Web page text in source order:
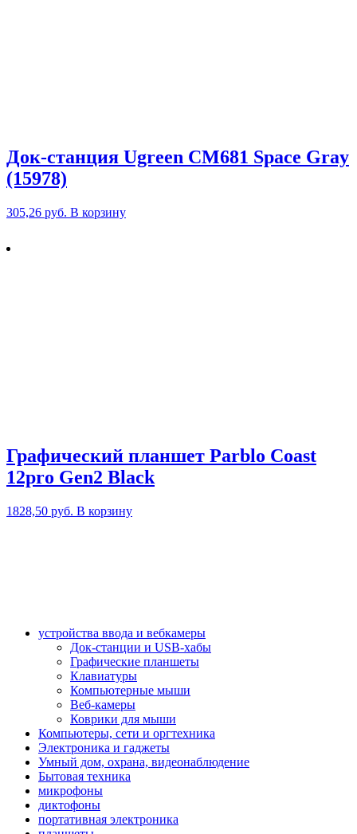
Док-станция Ugreen CM681 Space Gray
(15978)
305,26 руб. В корзину
Графический планшет Parblo Coast
12pro Gen2 Black
1828,50 руб. В корзину
устройства ввода и вебкамеры
Док-станции и USB-хабы
Графические планшеты
Клавиатуры
Компьютерные мыши
Веб-камеры
Коврики для мыши
Компьютеры, сети и оргтехника
Электроника и гаджеты
Умный дом, охрана, видеонаблюдение
Бытовая техника
микрофоны
диктофоны
портативная электроника